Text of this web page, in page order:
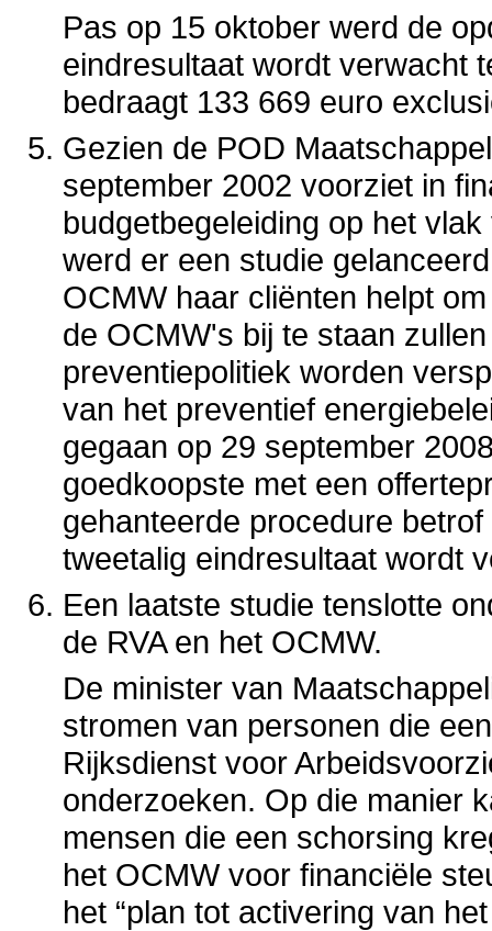
Pas op 15 oktober werd de
eindresultaat wordt verwacht
bedraagt 133 669 euro
Gezien de POD
september 2002 voorziet in
budgetbegeleiding op het
werd er een studie
OCMW haar cliënten helpt
de OCMW's bij te staan
preventiepolitiek worden
van het preventief
gegaan op 29 september
goedkoopste met een
gehanteerde procedure
tweetalig eindresultaat wordt
Een laatste studie tenslotte
de RVA en het OCMW.
De minister van
stromen van personen die
Rijksdienst voor
onderzoeken. Op die manier
mensen die een schorsing
het OCMW voor financiële
het “plan tot activering van